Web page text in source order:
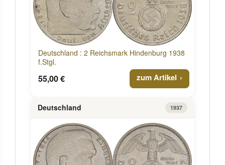
Deutschland : 2 Reichsmark Hindenburg 1938
f.Stgl.
55,00 € zum Artikel
Deutschland 1937